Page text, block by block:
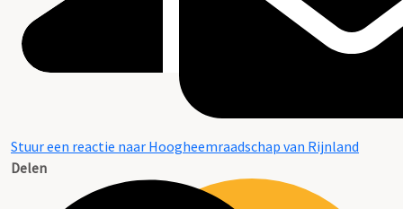
Stuur een reactie naar Hoogheemraadschap van Rijnland
Delen